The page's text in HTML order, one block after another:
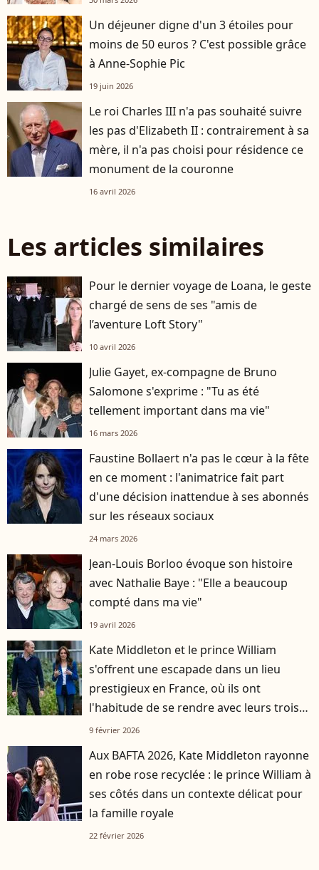
Un déjeuner digne d'un 3 étoiles pour
moins de 50 euros ? C'est possible grâce
à Anne-Sophie Pic
19 juin 2026
Le roi Charles III n'a pas souhaité suivre
les pas d'Elizabeth II : contrairement à sa
mère, il n'a pas choisi pour résidence ce
monument de la couronne
16 avril 2026
Les articles similaires
Pour le dernier voyage de Loana, le geste
chargé de sens de ses "amis de
l’aventure Loft Story"
10 avril 2026
Julie Gayet, ex-compagne de Bruno
Salomone s'exprime : "Tu as été
tellement important dans ma vie"
16 mars 2026
Faustine Bollaert n'a pas le cœur à la fête
en ce moment : l'animatrice fait part
d'une décision inattendue à ses abonnés
sur les réseaux sociaux
24 mars 2026
Jean-Louis Borloo évoque son histoire
avec Nathalie Baye : "Elle a beaucoup
compté dans ma vie"
19 avril 2026
Kate Middleton et le prince William
s'offrent une escapade dans un lieu
prestigieux en France, où ils ont
l'habitude de se rendre avec leurs trois
enfants
9 février 2026
Aux BAFTA 2026, Kate Middleton rayonne
en robe rose recyclée : le prince William à
ses côtés dans un contexte délicat pour
la famille royale
22 février 2026